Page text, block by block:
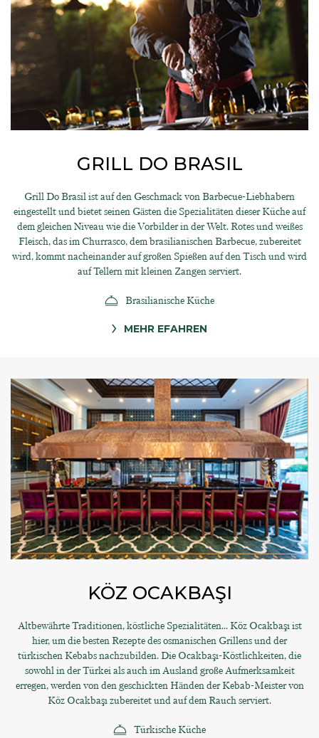
GRILL DO BRASIL
Grill Do Brasil ist auf den Geschmack von Barbecue-Liebhabern
eingestellt und bietet seinen Gästen die Spezialitäten dieser Küche auf
dem gleichen Niveau wie die Vorbilder in der Welt. Rotes und weißes
Fleisch, das im Churrasco, dem brasilianischen Barbecue, zubereitet
wird, kommt nacheinander auf großen Spießen auf den Tisch und wird
auf Tellern mit kleinen Zangen serviert.
Brasilianische Küche
MEHR EFAHREN
KÖZ OCAKBAŞI
Altbewährte Traditionen, köstliche Spezialitäten... Köz Ocakbaşı ist
hier, um die besten Rezepte des osmanischen Grillens und der
türkischen Kebabs nachzubilden. Die Ocakbaşı-Köstlichkeiten, die
sowohl in der Türkei als auch im Ausland große Aufmerksamkeit
erregen, werden von den geschickten Händen der Kebab-Meister von
Köz Ocakbaşı zubereitet und auf dem Rauch serviert.
Türkische Küche